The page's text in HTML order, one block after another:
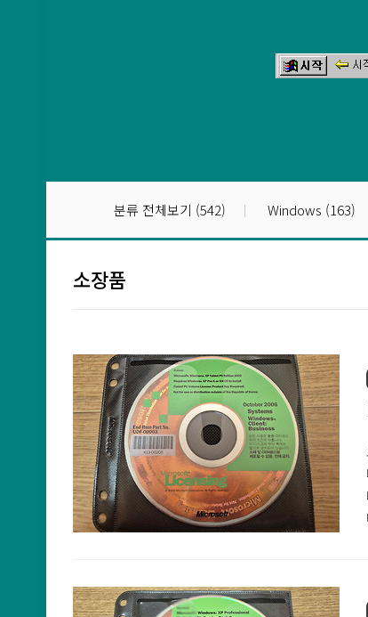
분류 전체보기 (542) Windows (163)
소장품